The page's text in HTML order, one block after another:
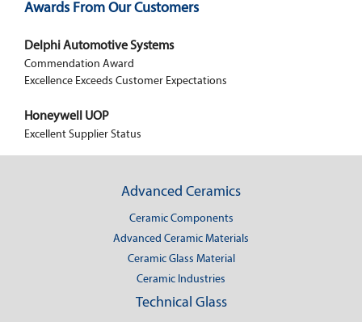
Awards From Our Customers
Delphi Automotive Systems
Commendation Award
Excellence Exceeds Customer Expectations
Honeywell UOP
Excellent Supplier Status
Advanced Ceramics
Ceramic Components
Advanced Ceramic Materials
Ceramic Glass Material
Ceramic Industries
Technical Glass